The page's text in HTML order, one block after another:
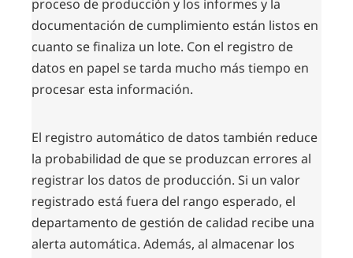
proceso de producción y los informes y la
documentación de cumplimiento están listos en
cuanto se finaliza un lote. Con el registro de
datos en papel se tarda mucho más tiempo en
procesar esta información.
El registro automático de datos también reduce
la probabilidad de que se produzcan errores al
registrar los datos de producción. Si un valor
registrado está fuera del rango esperado, el
departamento de gestión de calidad recibe una
alerta automática. Además, al almacenar los